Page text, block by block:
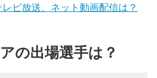
ビ放送、ネット動画配信は？
の出場選手は？